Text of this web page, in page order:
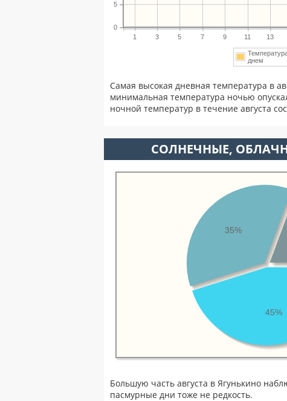
1 3 5 7 9 11 13
0
5
днем
Самая высокая дневная температура в
минимальная температура ночью
ночной температур в течение августа
CОЛНЕЧНЫЕ,
45%
35%
Большую часть августа в Ягунькино
пасмурные дни тоже не редкость.